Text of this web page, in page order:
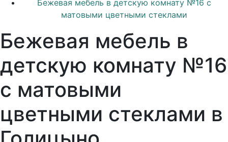
Бежевая мебель в детскую комнату №16 с
матовыми цветными стеклами
Бежевая мебель в
детскую комнату №16
с матовыми
цветными стеклами в